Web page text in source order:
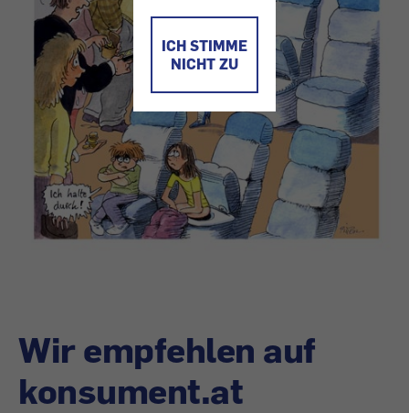
ICH STIMME
NICHT ZU
Wir empfehlen auf
konsument.at